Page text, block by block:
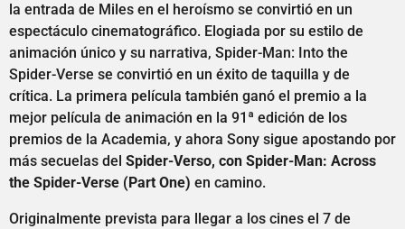
la entrada de Miles en el heroísmo se convirtió en un
espectáculo cinematográfico. Elogiada por su estilo de
animación único y su narrativa, Spider-Man: Into the
Spider-Verse se convirtió en un éxito de taquilla y de
crítica. La primera película también ganó el premio a la
mejor película de animación en la 91ª edición de los
premios de la Academia, y ahora Sony sigue apostando por
más secuelas del Spider-Verso, con Spider-Man: Across
the Spider-Verse (Part One) en camino.
Originalmente prevista para llegar a los cines el 7 de